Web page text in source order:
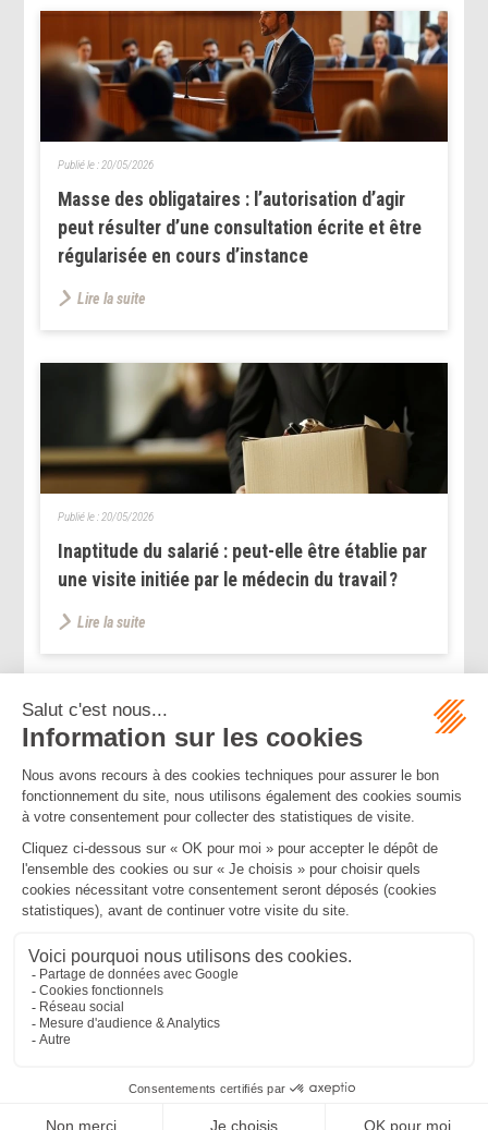
Masse des obligataires : l’autorisation d’agir
peut résulter d’une consultation écrite et être
régularisée en cours d’instance
Publié le : 20/05/2026
Lire la suite
Inaptitude du salarié : peut-elle être établie par
une visite initiée par le médecin du travail ?
Publié le : 20/05/2026
Lire la suite
<< < ...
>>
Mentions légalesPolitique de confidentialitéPolitique de cookies
Plan du site
MBA ET ASSOCIÉS
235 Rue Helene Boucher, 34170 CASTELNAU LE LEZ
Bureau secondaire à Cannes